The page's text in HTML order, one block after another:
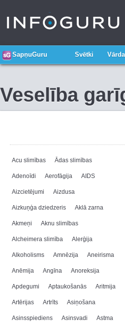
SapņuGuru Svētki
Veselība
Acu slimības Ādas slimības
Adenoīdi Aerofāgija AIDS
Aizcietējumi Aizdusa
Aizkuņģa dziedzeris Aklā zarna
Akmeņi Aknu slimības
Alcheimera slimība Alerģija
Alkoholisms Amnēzija Aneirisma
Anēmija Angīna Anoreksija
Apdegumi Aptaukošanās Aritmija
Artērijas Artrīts Asiņošana
Asinsspiediens Asinsvadi Astma